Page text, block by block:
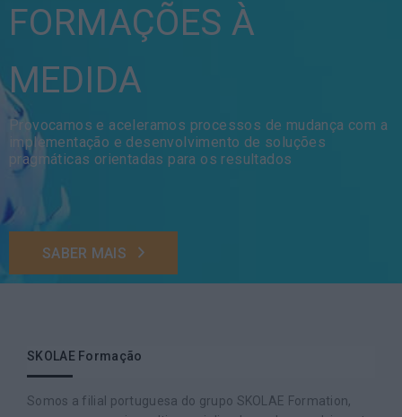
FORMAÇÕES À
MEDIDA
Provocamos e aceleramos processos de mudança com a
implementação e desenvolvimento de soluções
pragmáticas orientadas para os resultados
SABER MAIS
SKOLAE Formação
Somos a filial portuguesa do grupo SKOLAE Formation,